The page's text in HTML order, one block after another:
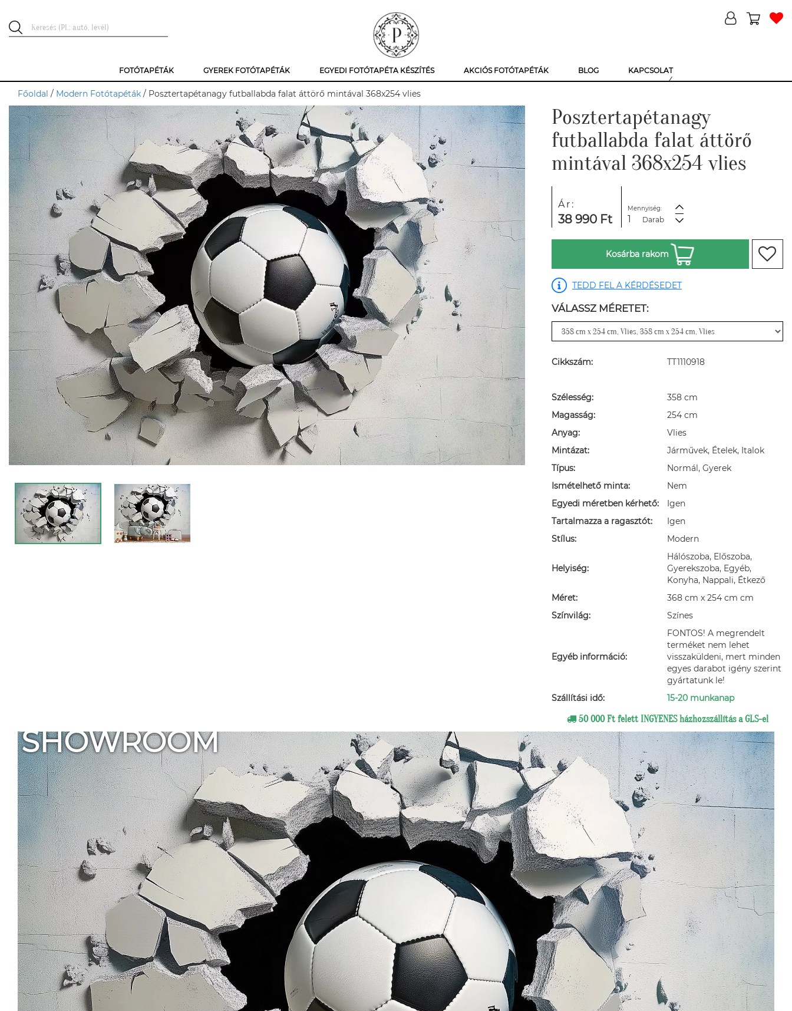
FOTÓTAPÉTÁK GYEREK FOTÓTAPÉTÁK EGYEDI FOTÓTAPÉTA KÉSZÍTÉS AKCIÓS FOTÓTAPÉTÁK BLOG KAPCSOLAT
Főoldal / Modern Fotótapéták / Posztertapétanagy futballabda falat áttörő mintával 368x254 vlies
Posztertapétanagy
futballabda falat áttörő
mintával 368x254 vlies
Ár:
38 990 Ft
Mennyiség:
Darab
Kosárba rakom
TEDD FEL A KÉRDÉSEDET
VÁLASSZ MÉRETET:
Cikkszám: TT1110918
Szélesség:
358 cm
Magasság:
254 cm
Anyag:
Vlies
Mintázat:
Járművek, Ételek, Italok
Típus:
Normál, Gyerek
Ismételhető minta:
Nem
Egyedi méretben kérhető:
Igen
Tartalmazza a ragasztót:
Igen
Stílus:
Modern
Helyiség:
Hálószoba, Előszoba,
Gyerekszoba, Egyéb,
Konyha, Nappali, Étkező
Méret:
368 cm x 254 cm cm
Színvilág:
Színes
Egyéb információ:
FONTOS! A megrendelt
terméket nem lehet
visszaküldeni, mert minden
egyes darabot igény szerint
gyártatunk le!
Szállítási idő:
15-20 munkanap
50 000 Ft felett INGYENES házhozszállítás a GLS-el
SHOWROOM